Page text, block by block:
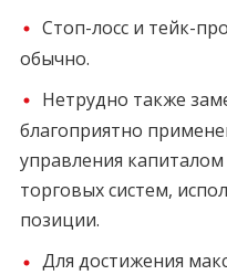
Стоп-лосс и тейк-
обычно.
Нетрудно также
благоприятно
управления капиталом
торговых систем,
позиции.
Для достижения